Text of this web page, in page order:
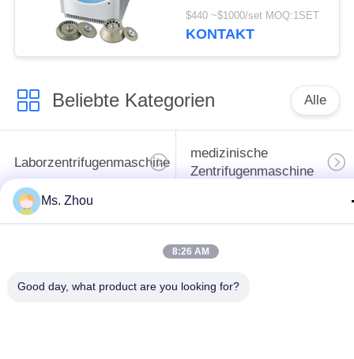
schwanzlosem DC-
Motor
$440 ~$1000/set MOQ:1SET
KONTAKT
Beliebte Kategorien Alle
Laborzentrifugenmaschine
medizinische
Zentrifugenmaschine
PRP PRF-Zentrifuge
Bluttrennungszentrifuge Blutbank-Zentrifuge
Ms. Zhou
8:26 AM
Good day, what product are you looking for?